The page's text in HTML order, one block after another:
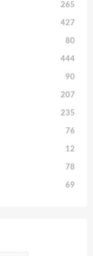
265
427
80
444
90
207
235
76
12
78
69